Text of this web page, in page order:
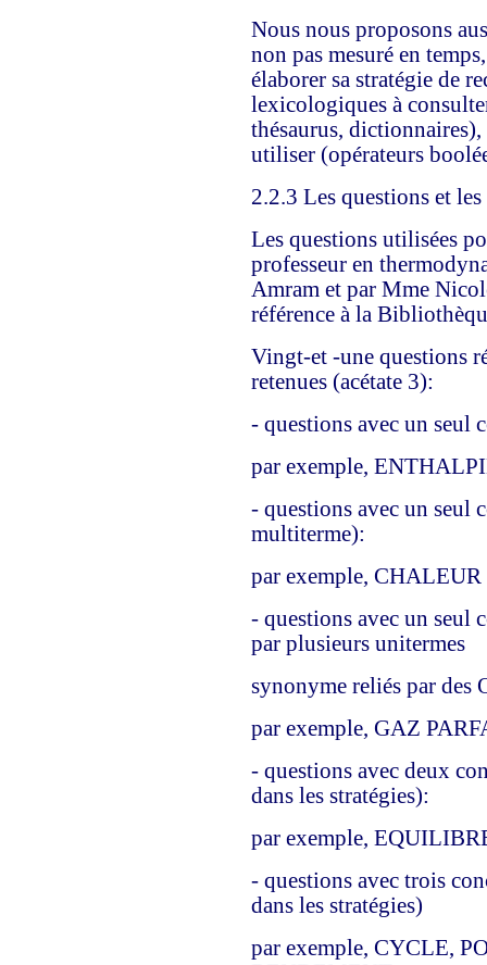
Nous nous proposons
non pas mesuré en
élaborer sa stratégie de
lexicologiques à
thésaurus,
utiliser (opérateurs
2.2.3 Les questions et
Les questions utilisées
professeur en
Amram et par Mme
référence à la
Vingt-et -une questions
retenues (acétate 3):
- questions avec un seul
par exemple,
- questions avec un seul
multiterme):
par exemple,
- questions avec un seul
par plusieurs unitermes
synonyme reliés par des
par exemple, GAZ
- questions avec deux
dans les stratégies):
par exemple,
- questions avec trois
dans les stratégies)
par exemple, CYCLE,